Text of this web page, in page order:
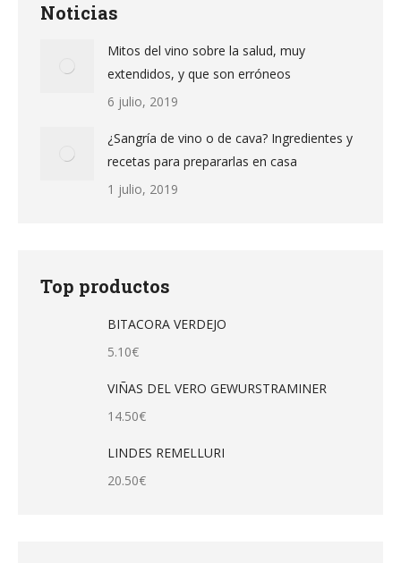
Noticias
Mitos del vino sobre la salud, muy
extendidos, y que son erróneos
6 julio, 2019
¿Sangría de vino o de cava? Ingredientes y
recetas para prepararlas en casa
1 julio, 2019
Top productos
BITACORA VERDEJO
5.10€
VIÑAS DEL VERO GEWURSTRAMINER
14.50€
LINDES REMELLURI
20.50€